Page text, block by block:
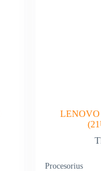
LENOVO
Procesorius